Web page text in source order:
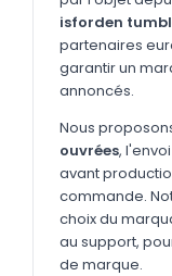
Verres &
Technologie
Outils &
Cuisine
isforden
partenaires
garantir un
annoncés.
Nous
ouvrées,
avant
commande.
choix du
au support,
de marque.